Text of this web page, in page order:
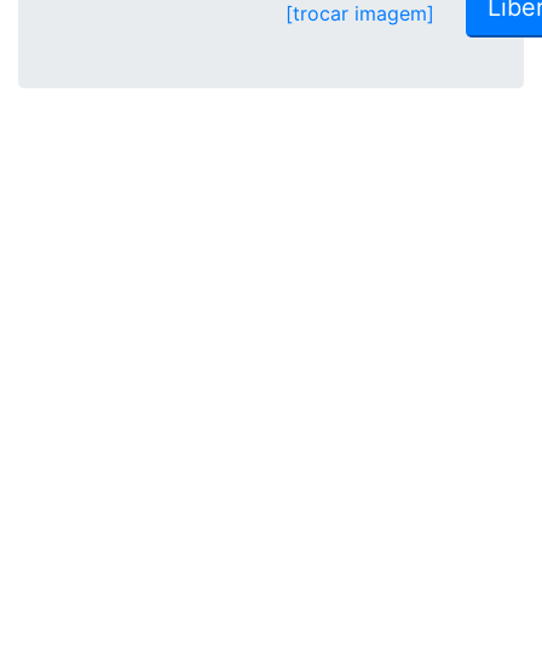
[trocar imagem]